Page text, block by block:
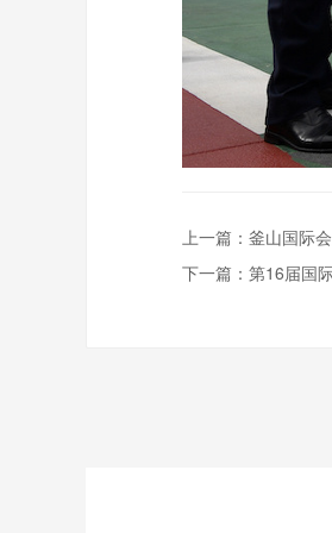
上一篇： 釜山国际
下一篇： 第16届国